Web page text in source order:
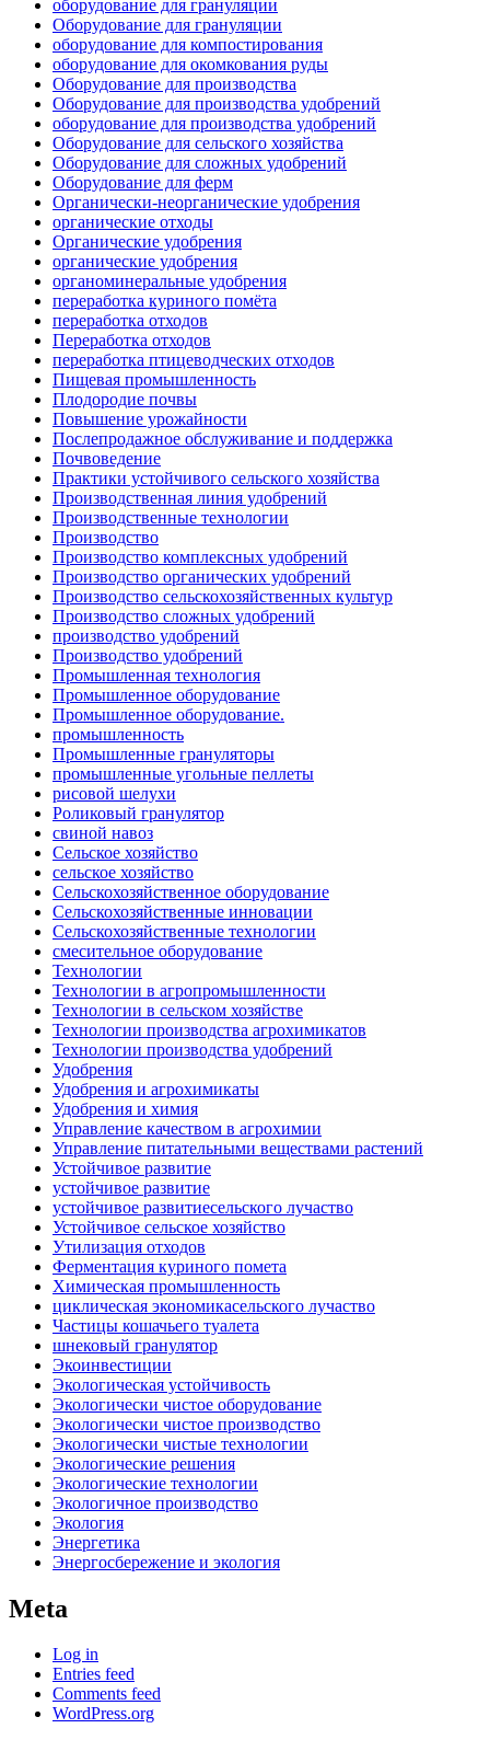
оборудование для грануляции
Оборудование для грануляции
оборудование для компостирования
оборудование для окомкования руды
Оборудование для производства
Оборудование для производства удобрений
оборудование для производства удобрений
Оборудование для сельского хозяйства
Оборудование для сложных удобрений
Оборудование для ферм
Органически-неорганические удобрения
органические отходы
Органические удобрения
органические удобрения
органоминеральные удобрения
переработка куриного помёта
переработка отходов
Переработка отходов
переработка птицеводческих отходов
Пищевая промышленность
Плодородие почвы
Повышение урожайности
Послепродажное обслуживание и поддержка
Почвоведение
Практики устойчивого сельского хозяйства
Производственная линия удобрений
Производственные технологии
Производство
Производство комплексных удобрений
Производство органических удобрений
Производство сельскохозяйственных культур
Производство сложных удобрений
производство удобрений
Производство удобрений
Промышленная технология
Промышленное оборудование
Промышленное оборудование.
промышленность
Промышленные грануляторы
промышленные угольные пеллеты
рисовой шелухи
Роликовый гранулятор
свиной навоз
Сельское хозяйство
сельское хозяйство
Сельскохозяйственное оборудование
Сельскохозяйственные инновации
Сельскохозяйственные технологии
смесительное оборудование
Технологии
Технологии в агропромышленности
Технологии в сельском хозяйстве
Технологии производства агрохимикатов
Технологии производства удобрений
Удобрения
Удобрения и агрохимикаты
Удобрения и химия
Управление качеством в агрохимии
Управление питательными веществами растений
Устойчивое развитие
устойчивое развитие
устойчивое развитиесельского лучаство
Устойчивое сельское хозяйство
Утилизация отходов
Ферментация куриного помета
Химическая промышленность
циклическая экономикасельского лучаство
Частицы кошачьего туалета
шнековый гранулятор
Экоинвестиции
Экологическая устойчивость
Экологически чистое оборудование
Экологически чистое производство
Экологически чистые технологии
Экологические решения
Экологические технологии
Экологичное производство
Экология
Энергетика
Энергосбережение и экология
Meta
Log in
Entries feed
Comments feed
WordPress.org